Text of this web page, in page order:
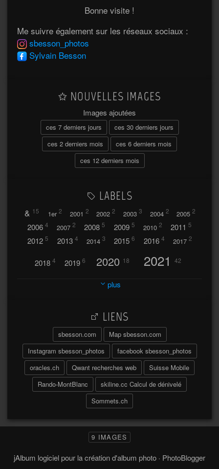
Bonne visite !
Me suivre également sur les réseaux sociaux :
sbesson_photos
Sylvain Besson
NOUVELLES IMAGES
Images ajoutées
ces 7 derniers jours
ces 30 derniers jours
ces 2 derniers mois
ces 6 derniers mois
ces 12 derniers mois
LABELS
& 15 1er 2 2001 2 2002 2 2003 3 2004 2 2005 2
2006 4 2007 2 2008 5 2009 5 2010 2 2011 5
2012 5 2013 4 2014 3 2015 6 2016 4 2017 2
2018 4 2019 6 2020 18 2021 42
2023 32
2026
A travers l'hublot 17 Abländschen 3
Açores 2004 64 Adelboden 2
Adonis 6
Afrique du Sud 2019
Al Albert 2
Aletsch 73 Alinghi Allmend Alpes 4
plus
LIENS
sbesson.com
Map sbesson.com
Instagram sbesson_photos
facebook sbesson_photos
oracles.ch
Qwant recherches web
Suisse Mobile
Rando-MontBlanc
skiline.cc Calcul de dénivelé
Sommets.ch
9 IMAGES
jAlbum logiciel pour la création d'album photo · PhotoBlogger